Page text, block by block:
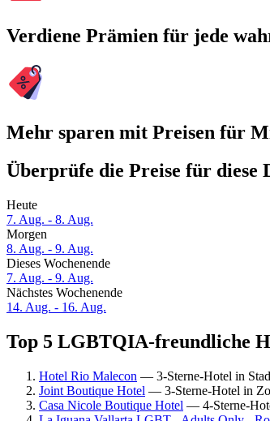
Verdiene Prämien für jede
Mehr sparen mit Preisen für
Überprüfe die Preise für diese
Heute
7. Aug. - 8. Aug.
Morgen
8. Aug. - 9. Aug.
Dieses Wochenende
7. Aug. - 9. Aug.
Nächstes Wochenende
14. Aug. - 16. Aug.
Top 5 LGBTQIA-freundliche
Hotel Rio Malecon — 3-Sterne-Hotel in
Joint Boutique Hotel — 3-Sterne-Hotel in
Casa Nicole Boutique Hotel — 4-Sterne-